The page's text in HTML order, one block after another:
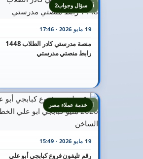
16
19 مايو 2026 · 17:46
منصة مدرستي كادر الطلاب 1448
رابط منصتي مدرستي
سؤال وجواب2
21
19 مايو 2026 · 15:49
رقم تليفون فروع كبابجي أبو علي
خدمة عملاء مصر